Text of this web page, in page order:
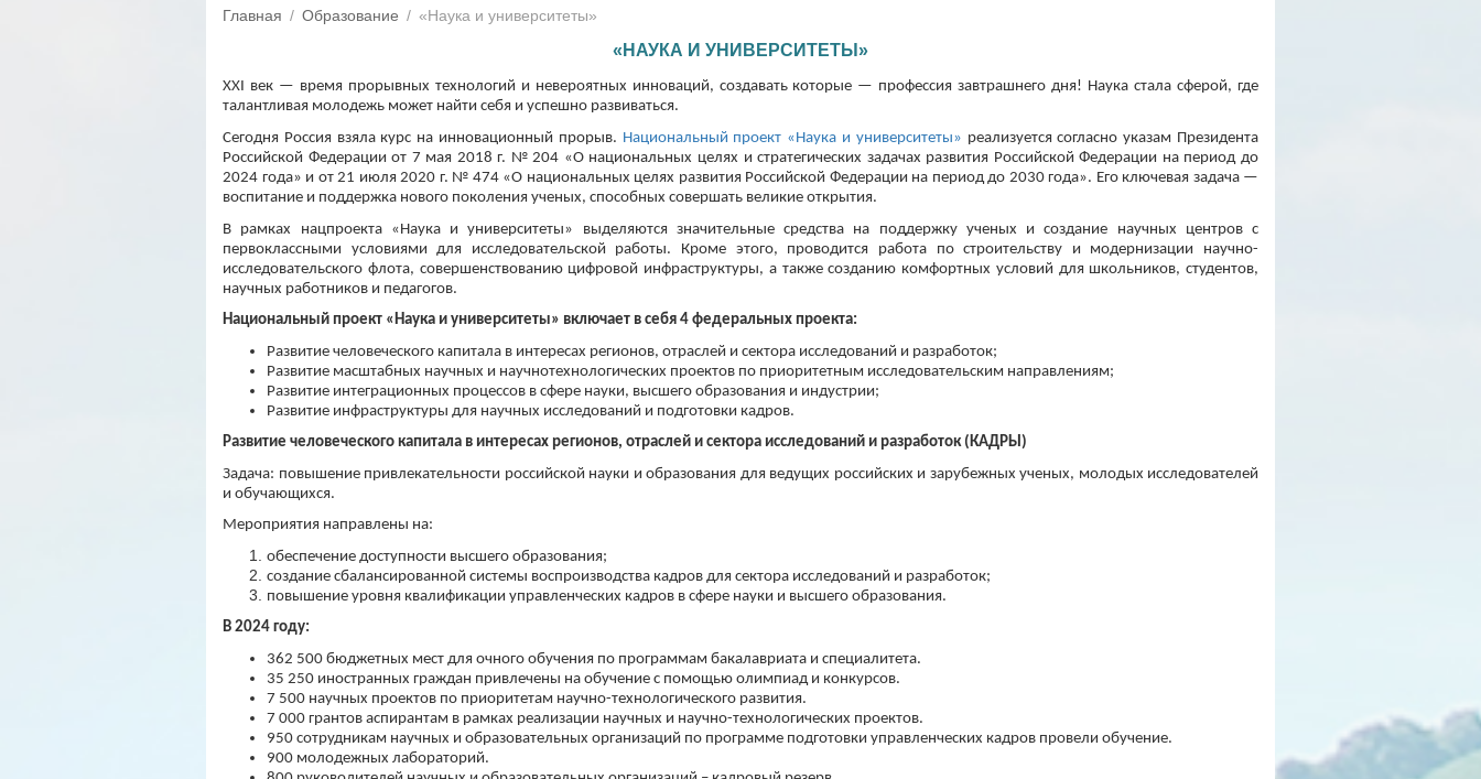
Главная Образование «Наука и университеты»
«НАУКА И УНИВЕРСИТЕТЫ»
XXI век — время прорывных технологий и невероятных инноваций, создавать которые — профессия завтрашнего дня! Наука стала сферой, где
талантливая молодежь может найти себя и успешно развиваться.
Сегодня Россия взяла курс на инновационный прорыв. Национальный проект «Наука и университеты» реализуется согласно указам Президента
Российской Федерации от 7 мая 2018 г. № 204 «О национальных целях и стратегических задачах развития Российской Федерации на период до
2024 года» и от 21 июля 2020 г. № 474 «О национальных целях развития Российской Федерации на период до 2030 года». Его ключевая задача —
воспитание и поддержка нового поколения ученых, способных совершать великие открытия.
В рамках нацпроекта «Наука и университеты» выделяются значительные средства на поддержку ученых и создание научных центров с
первоклассными условиями для исследовательской работы. Кроме этого, проводится работа по строительству и модернизации научно-
исследовательского флота, совершенствованию цифровой инфраструктуры, а также созданию комфортных условий для школьников, студентов,
научных работников и педагогов.
Национальный проект «Наука и университеты» включает в себя 4 федеральных проекта:
Развитие человеческого капитала в интересах регионов, отраслей и сектора исследований и разработок;
Развитие масштабных научных и научнотехнологических проектов по приоритетным исследовательским направлениям;
Развитие интеграционных процессов в сфере науки, высшего образования и индустрии;
Развитие инфраструктуры для научных исследований и подготовки кадров.
Развитие человеческого капитала в интересах регионов, отраслей и сектора исследований и разработок (КАДРЫ)
Задача: повышение привлекательности российской науки и образования для ведущих российских и зарубежных ученых, молодых исследователей
и обучающихся.
Мероприятия направлены на:
обеспечение доступности высшего образования;
создание сбалансированной системы воспроизводства кадров для сектора исследований и разработок;
повышение уровня квалификации управленческих кадров в сфере науки и высшего образования.
В 2024 году:
362 500 бюджетных мест для очного обучения по программам бакалавриата и специалитета.
35 250 иностранных граждан привлечены на обучение с помощью олимпиад и конкурсов.
7 500 научных проектов по приоритетам научно-технологического развития.
7 000 грантов аспирантам в рамках реализации научных и научно-технологических проектов.
950 сотрудникам научных и образовательных организаций по программе подготовки управленческих кадров провели обучение.
900 молодежных лабораторий.